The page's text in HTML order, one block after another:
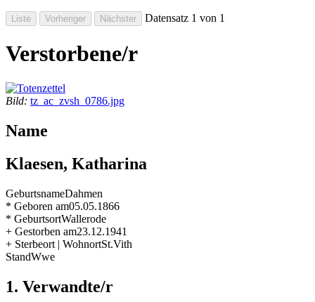
Datensatz 1 von 1
Verstorbene/r
Bild: tz_ac_zvsh_0786.jpg
Name
Klaesen, Katharina
GeburtsnameDahmen
* Geboren am05.05.1866
* GeburtsortWallerode
+ Gestorben am23.12.1941
+ Sterbeort | WohnortSt.Vith
StandWwe
1. Verwandte/r